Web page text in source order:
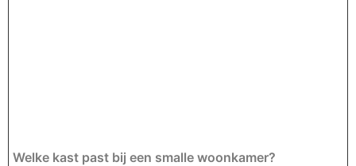
Welke kast past bij een smalle woonkamer?